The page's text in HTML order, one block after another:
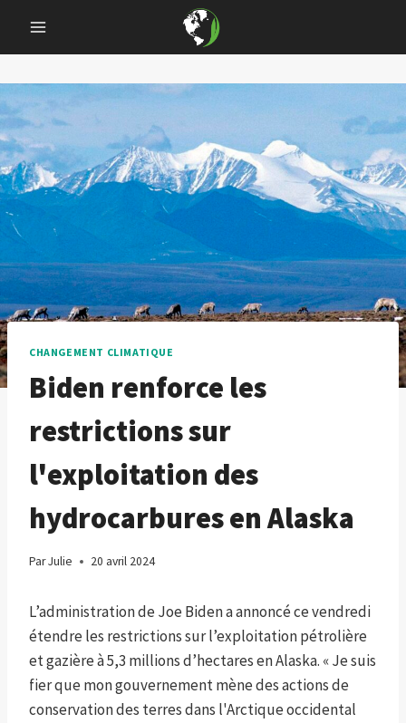
content
CHANGEMENT CLIMATIQUE
Biden renforce les
restrictions sur
l'exploitation des
hydrocarbures en Alaska
ParJulie 20 avril 2024
L’administration de Joe Biden a annoncé ce vendredi
étendre les restrictions sur l’exploitation pétrolière
et gazière à 5,3 millions d’hectares en Alaska. « Je suis
fier que mon gouvernement mène des actions de
conservation des terres dans l'Arctique occidental